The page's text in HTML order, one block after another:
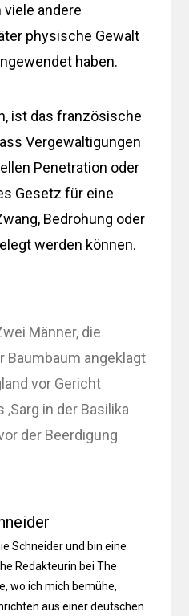
andere
physische Gewalt
haben.
ist das französische
Vergewaltigungen
Penetration oder
Gesetz für eine
Bedrohung oder
werden können.
Männer, die
angeklagt
vor Gericht
in der Basilika
der Beerdigung
Schneider und bin eine
Redakteurin bei The
wo ich mich bemühe,
aus einer deutschen